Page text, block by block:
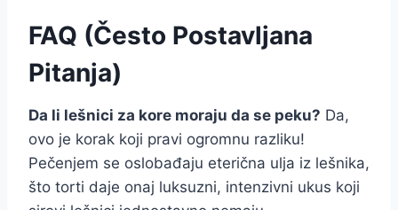
FAQ (Često Postavljana
Pitanja)
Da li lešnici za kore moraju da se peku? Da,
ovo je korak koji pravi ogromnu razliku!
Pečenjem se oslobađaju eterična ulja iz lešnika,
što torti daje onaj luksuzni, intenzivni ukus koji